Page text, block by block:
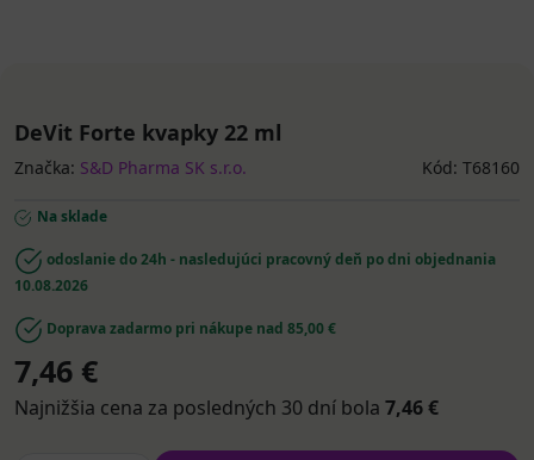
DeVit Forte kvapky 22 ml
Značka: S&D Pharma SK s.r.o. Kód: T68160
Na sklade
odoslanie do 24h - nasledujúci pracovný deň po dni objednania
10.08.2026
Doprava zadarmo pri nákupe nad 85,00 €
7,46 €
Najnižšia cena za posledných 30 dní bola 7,46 €